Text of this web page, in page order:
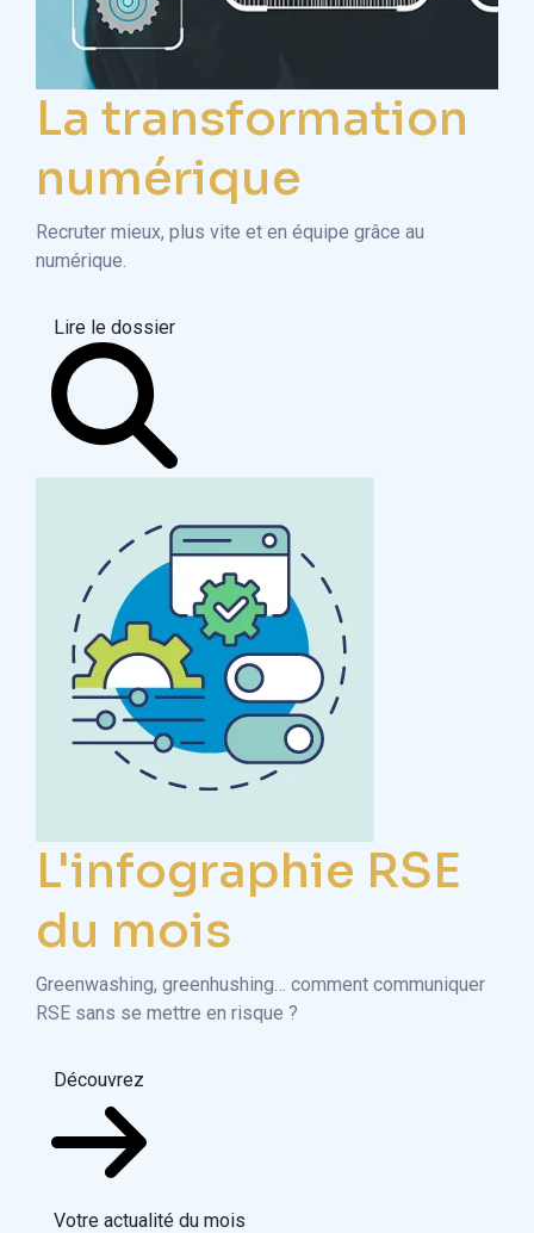
La transformation
numérique
Recruter mieux, plus vite et en équipe grâce au
numérique.
Lire le dossier
L'infographie RSE
du mois
Greenwashing, greenhushing… comment communiquer
RSE sans se mettre en risque ?
Découvrez
Votre actualité du mois